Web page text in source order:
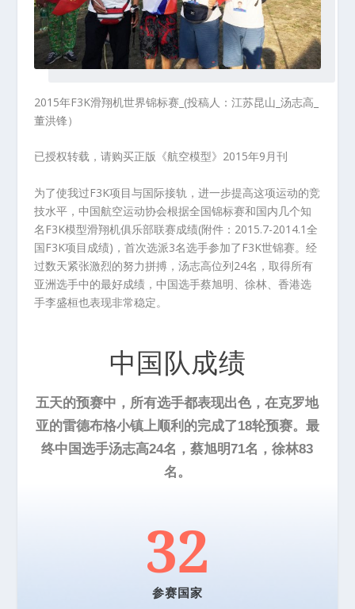
2015年F3K滑翔机世界锦标赛_(投稿人：江苏昆山_汤志高_
董洪锋）
已授权转载，请购买正版《航空模型》2015年9月刊
为了使我过F3K项目与国际接轨，进一步提高这项运动的竞
技水平，中国航空运动协会根据全国锦标赛和国内几个知
名F3K模型滑翔机俱乐部联赛成绩(附件： 2015.7-2014.1全
国F3K项目成绩)，首次选派3名选手参加了F3K世锦赛。经
过数天紧张激烈的努力拼搏，汤志高位列24名，取得所有
亚洲选手中的最好成绩，中国选手蔡旭明、徐林、香港选
手李盛桓也表现非常稳定。
中国队成绩
五天的预赛中，所有选手都表现出色，在克罗地
亚的雷德布格小镇上顺利的完成了18轮预赛。最
终中国选手汤志高24名，蔡旭明71名，徐林83
名。
32
参赛国家